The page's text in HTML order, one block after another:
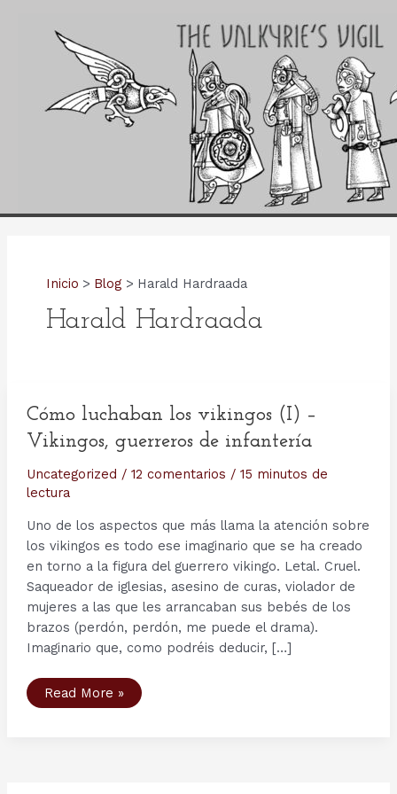
Inicio Blog Harald Hardraada
Harald Hardraada
Cómo luchaban los vikingos (I) –
Vikingos, guerreros de infantería
Uncategorized / 12 comentarios / 15 minutos de
lectura
Uno de los aspectos que más llama la atención sobre
los vikingos es todo ese imaginario que se ha creado
en torno a la figura del guerrero vikingo. Letal. Cruel.
Saqueador de iglesias, asesino de curas, violador de
mujeres a las que les arrancaban sus bebés de los
brazos (perdón, perdón, me puede el drama).
Imaginario que, como podréis deducir, […]
Cómo
luchaban
Read More »